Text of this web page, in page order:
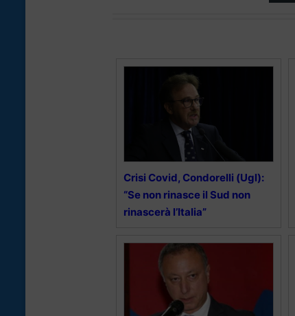
Crisi Covid, Condorelli (Ugl):
“Se non rinasce il Sud non
rinascerà l’Italia”